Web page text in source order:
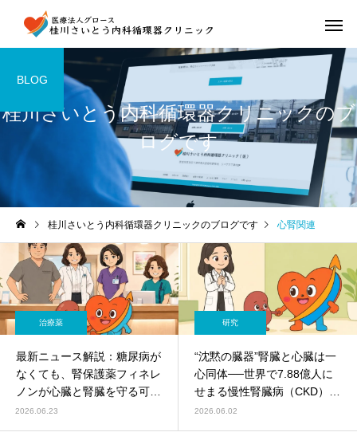
桂川さいとう内科循環器クリニックのブ
ログです
BLOG
桂川さいとう内科循環器クリニックのブログです 心腎関連
治療薬
最新ニュース解説：糖尿病が
なくても、腎保護薬フィネレ
ノンが心臓と腎臓を守る可能
性（NEJM・欧州腎臓学会
2026.06.23
研究
“沈黙の臓器”腎臓と心臓は一
心同体──世界で7.88億人に
せまる慢性腎臓病（CKD）と
心臓病の深い関係（Global
2026.06.02